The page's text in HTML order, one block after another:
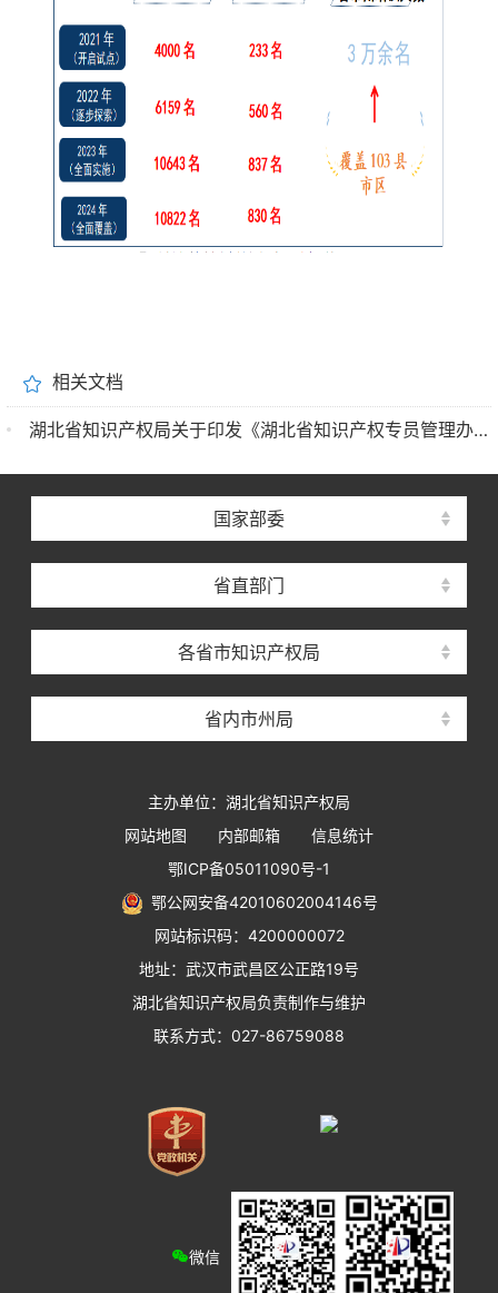
相关文档
湖北省知识产权局关于印发《湖北省知识产权专员管理办法（试行）》的通知
国家部委
省直部门
各省市知识产权局
省内市州局
主办单位：湖北省知识产权局
网站地图
内部邮箱
信息统计
鄂ICP备05011090号-1
鄂公网安备42010602004146号
网站标识码：4200000072
地址：武汉市武昌区公正路19号
湖北省知识产权局负责制作与维护
联系方式：027-86759088
微信